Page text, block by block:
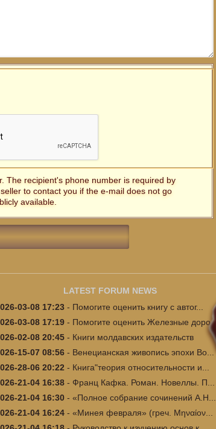
The recipient's phone number is required by
to contact you if the e-mail does not go
available.
LATEST FORUM NEWS
03-08 17:23- Помогите оценить книгу с автог...
03-08 17:19- Помогите оценить Железные доро...
02-08 20:45- Книги молдавских издательств
15-07 08:56- Венецианская живопись эпохи Во...
28-06 20:22 - Книга"теория относительности и...
21-04 16:38- Франц Кафка. Роман. Новеллы. П...
21-04 16:30- «Полное собрание сочинений А.Н...
21-04 16:24- «Минея февраля» (греч. Μηναίον...